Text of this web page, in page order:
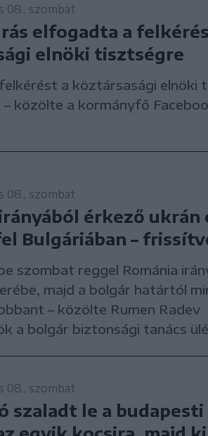
08., szombat
elfogadta a
elnöki tisztségre
a köztársasági elnöki
– közölte a kormányfő
08., szombat
érkező ukrán
Bulgáriában –
szombat reggel Románia
majd a bolgár határtól
– közölte Rumen Radev
a bolgár biztonsági tanács
08., szombat
szaladt le a